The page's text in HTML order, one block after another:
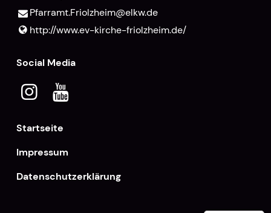
Pfarramt.​Friolzheim@​elkw.​de
http://www.​ev-kirche-friolzheim.​de/
Social Media
Startseite
Impressum
Datenschutzerklärung